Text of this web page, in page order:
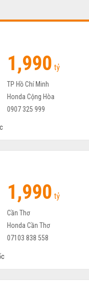
1,990 tỷ
TP Hồ Chí Minh
Honda Cộng Hòa
0907 325 999
1,990 tỷ
Cần Thơ
Honda Cần Thơ
07103 838 558